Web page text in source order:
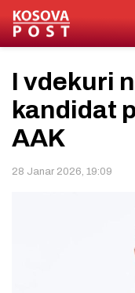
I vdekuri
kandidat
AAK
28 Janar 2026, 19:09